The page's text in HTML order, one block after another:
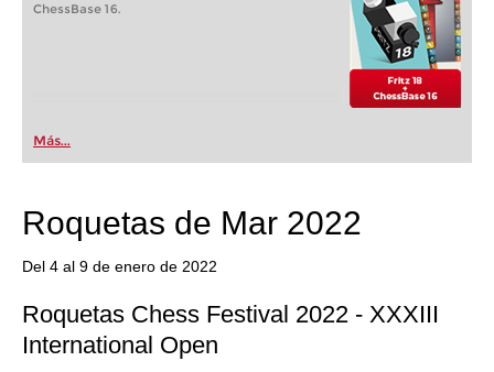
ChessBase 16.
Más...
Roquetas de Mar 2022
Del 4 al 9 de enero de 2022
Roquetas Chess Festival 2022 - XXXIII
International Open